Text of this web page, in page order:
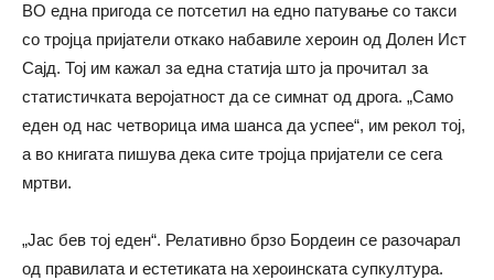
ВО една пригода се потсетил на едно патување со такси
со тројца пријатели откако набавиле хероин од Долен Ист
Сајд. Тој им кажал за една статија што ја прочитал за
статистичката веројатност да се симнат од дрога. „Само
еден од нас четворица има шанса да успее“, им рекол тој,
а во книгата пишува дека сите тројца пријатели се сега
мртви.
„Јас бев тој еден“. Релативно брзо Бордеин се разочарал
од правилата и естетиката на хероинската супкултура.